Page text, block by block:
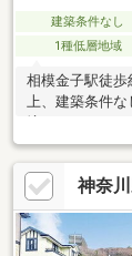
建築条件なし
1種低層地域
相模金子駅徒歩
上、建築条件
神奈